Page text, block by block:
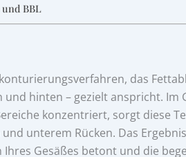
BBL
das
hinten – gezielt anspricht. Im
konzentriert, sorgt diese
unterem Rücken. Das
Ihres Gesäßes betont und die